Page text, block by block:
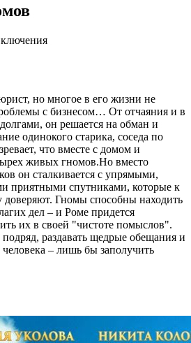
но многое в его жизни не
с бизнесом… От отчаяния и в
он решается на обман и
одинокого старика, соседа по
что вместе с домом и
живых гномов.Но вместо
он сталкивается с упрямыми,
приятными спутниками, которые к
Гномы способны находить
дел – и Роме придется
их в своей "чистоте помыслов".
раздавать щедрые обещания и
человека – лишь бы заполучить